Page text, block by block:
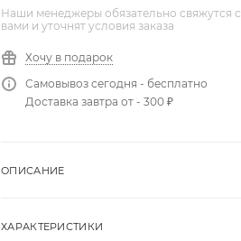
Наши менеджеры обязательно свяжутся с
вами и уточнят условия заказа
Хочу в подарок
Самовывоз сегодня - бесплатно
Доставка завтра от - 300 ₽
ОПИСАНИЕ
ХАРАКТЕРИСТИКИ